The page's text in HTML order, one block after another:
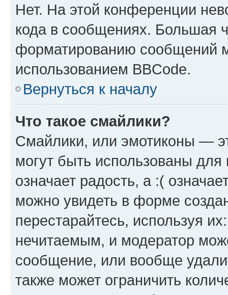
Нет. На этой конференции
кода в сообщениях. Большая
форматированию сообщений
использованием BBCode.
Вернуться к началу
Что такое смайлики?
Смайлики, или эмотиконы —
могут быть использованы
означает радость, а :(
можно увидеть в форме
перестарайтесь, используя
нечитаемым, и модератор
сообщение, или вообще
также может ограничить